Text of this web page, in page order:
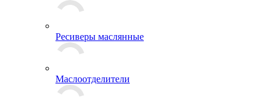
Ресиверы маслянные
Маслоотделители